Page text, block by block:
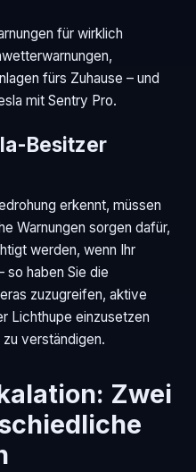
für wirklich
fürs Zuhause – und
mit Sentry Pro.
Besitzer
erkennt, müssen
Warnungen sorgen dafür,
werden, wenn Ihr
so haben Sie die
zuzugreifen, aktive
Lichthupe einzusetzen
verständigen.
Zwei